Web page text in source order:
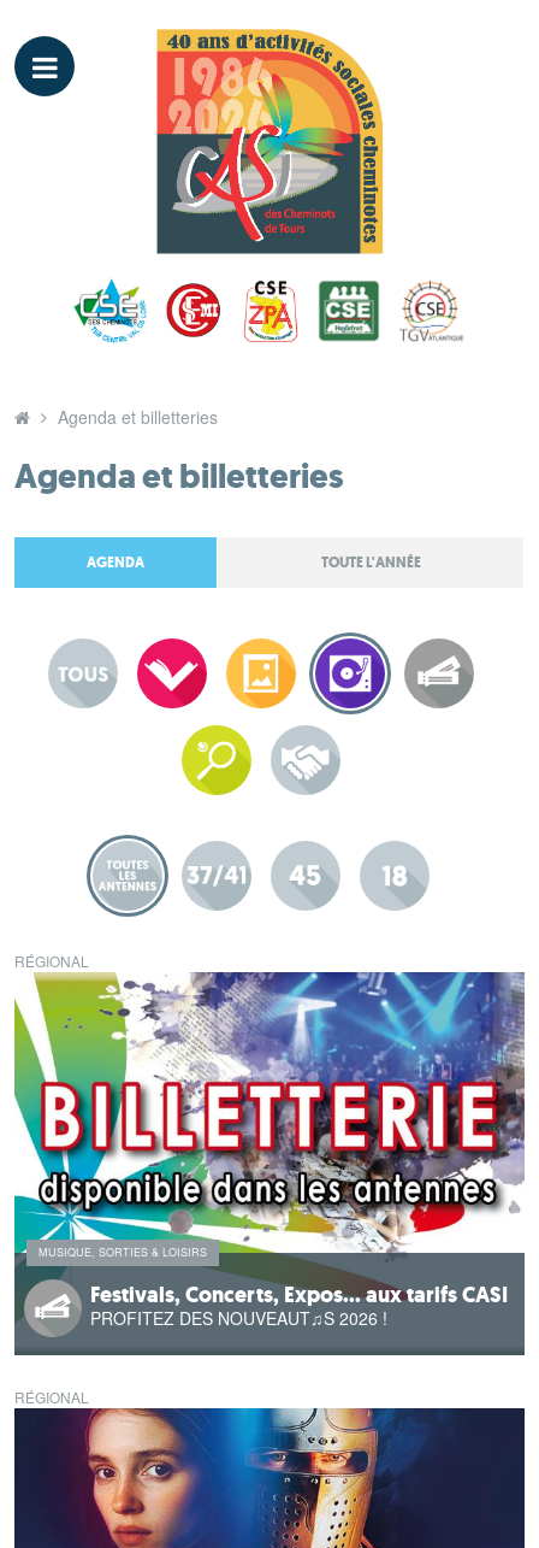
Agenda et billetteries
Agenda et billetteries
AGENDA TOUTE L'ANNÉE
RÉGIONAL
MUSIQUE, SORTIES & LOISIRS
Festivals, Concerts, Expos... aux tarifs CASI
PROFITEZ DES NOUVEAUT♫S 2026 !
RÉGIONAL